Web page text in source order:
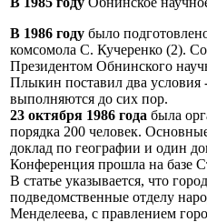
В 1986 году было
комсомола С. Кучеренко (2).
Президентом Обнинского
Плыкин поставил два условия
выполняются до сих пор.
23 октября 1986 года была
порядка 200 человек.
доклад по географии и один
Конференция прошла на базе
В статье указывается, что
подведомственные отделу
Менделеева, с правлением